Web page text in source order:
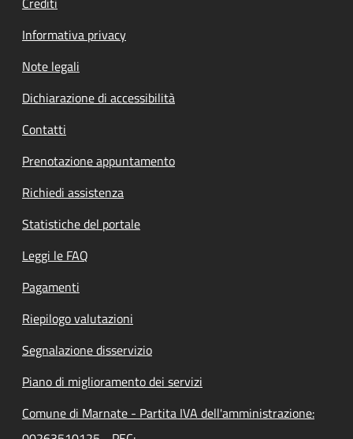
Informativa privacy
Note legali
Dichiarazione di accessibilità
Contatti
Prenotazione appuntamento
Richiedi assistenza
Statistiche del portale
Leggi le FAQ
Pagamenti
Riepilogo valutazioni
Segnalazione disservizio
Piano di miglioramento dei servizi
Comune di Marnate - Partita IVA dell'amministrazione: